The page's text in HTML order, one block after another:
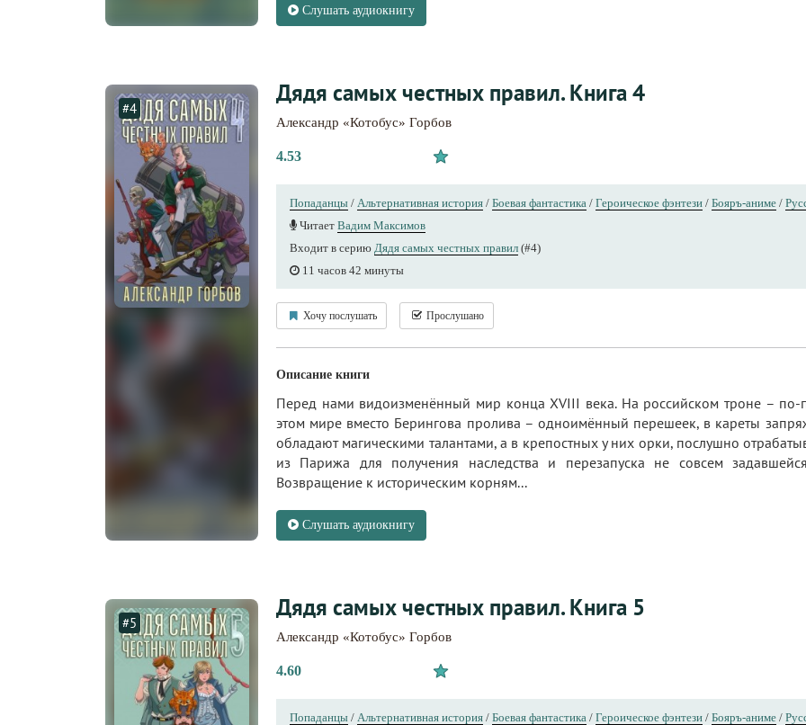
Слушать аудиокнигу
#4
Дядя самых честных правил. Книга 4
Александр «Котобус» Горбов
4.53
Попаданцы / Альтернативная история / Боевая фантастика / Героическое фэнтези / Бояръ-аниме /
Читает Вадим Максимов
Входит в серию Дядя самых честных правил (#4)
11 часов 42 минуты
Хочу послушать Прослушано
Описание книги
Перед нами видоизменённый мир конца XVIII века. На российском троне – по-
этом мире вместо Берингова пролива – одноимённый перешеек, в кареты
обладают магическими талантами, а в крепостных у них орки, послушно
из Парижа для получения наследства и перезапуска не совсем
Возвращение к историческим корням...
Слушать аудиокнигу
#5
Дядя самых честных правил. Книга 5
Александр «Котобус» Горбов
4.60
Попаданцы / Альтернативная история / Боевая фантастика / Героическое фэнтези / Бояръ-аниме /